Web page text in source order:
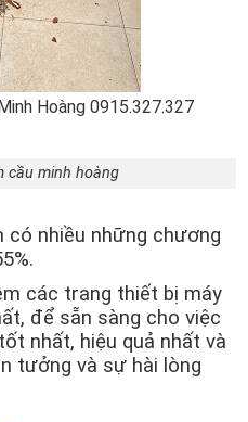
Hoàng 0915.327.327
cầu minh hoàng
có nhiều những chương
các trang thiết bị máy
để sẵn sàng cho việc
nhất, hiệu quả nhất và
tưởng và sự hài lòng